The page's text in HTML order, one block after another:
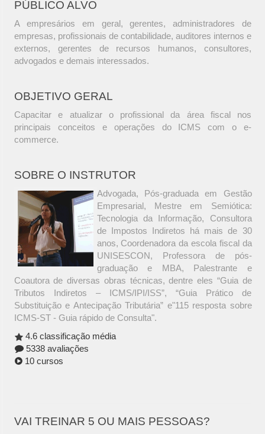
PÚBLICO ALVO
A empresários em geral, gerentes, administradores de
empresas, profissionais de contabilidade, auditores internos e
externos, gerentes de recursos humanos, consultores,
advogados e demais interessados.
OBJETIVO GERAL
Capacitar e atualizar o profissional da área fiscal nos
principais conceitos e operações do ICMS com o e-
commerce.
SOBRE O INSTRUTOR
Advogada, Pós-graduada em Gestão
Empresarial, Mestre em Semiótica:
Tecnologia da Informação, Consultora
de Impostos Indiretos há mais de 30
anos, Coordenadora da escola fiscal da
UNISESCON, Professora de pós-
graduação e MBA, Palestrante e
Coautora de diversas obras técnicas, dentre eles “Guia de
Tributos Indiretos – ICMS/IPI/ISS”, “Guia Prático de
Substituição e Antecipação Tributária” e"115 resposta sobre
ICMS-ST - Guia rápido de Consulta".
4.6 classificação média
5338 avaliações
10 cursos
VAI TREINAR 5 OU MAIS PESSOAS?